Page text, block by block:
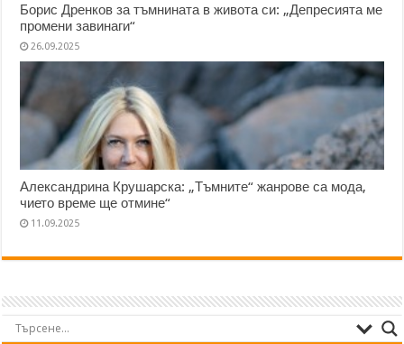
Борис Дренков за тъмнината в живота си: „Депресията ме
промени завинаги“
26.09.2025
Александрина Крушарска: „Тъмните“ жанрове са мода,
чието време ще отмине“
11.09.2025